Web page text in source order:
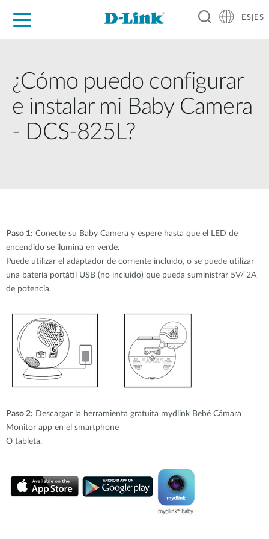
ES|ES
¿Cómo puedo configurar
e instalar mi Baby Camera
- DCS-825L?
Paso 1: Conecte su Baby Camera y espere hasta que el LED de
encendido se ilumina en verde.
Puede utilizar el adaptador de corriente incluido, o se puede utilizar
una batería portátil USB (no incluido) que pueda suministrar 5V/ 2A
de potencia.
Paso 2: Descargar la herramienta gratuita mydlink Bebé Cámara
Monitor app en el smartphone
O tableta.